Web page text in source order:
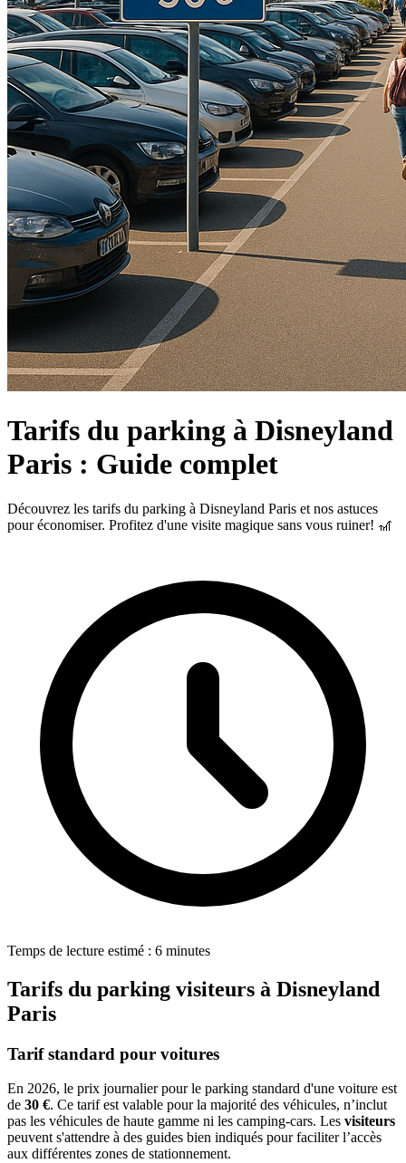
Tarifs du parking à Disneyland
Paris : Guide complet
Découvrez les tarifs du parking à Disneyland Paris et nos astuces
pour économiser. Profitez d'une visite magique sans vous ruiner! 🎢
Temps de lecture estimé : 6 minutes
Tarifs du parking visiteurs à Disneyland
Paris
Tarif standard pour voitures
En 2026, le prix journalier pour le parking standard d'une voiture est
de 30 €. Ce tarif est valable pour la majorité des véhicules, n’inclut
pas les véhicules de haute gamme ni les camping-cars. Les visiteurs
peuvent s'attendre à des guides bien indiqués pour faciliter l’accès
aux différentes zones de stationnement.